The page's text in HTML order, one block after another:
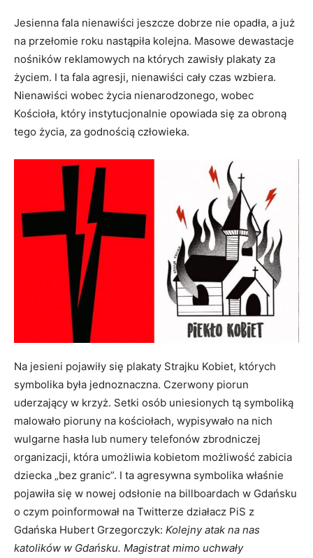
Jesienna fala nienawiści jeszcze dobrze nie opadła, a już
na przełomie roku nastąpiła kolejna. Masowe dewastacje
nośników reklamowych na których zawisły plakaty za
życiem. I ta fala agresji, nienawiści cały czas wzbiera.
Nienawiści wobec życia nienarodzonego, wobec
Kościoła, który instytucjonalnie opowiada się za obroną
tego życia, za godnością człowieka.
Na jesieni pojawiły się plakaty Strajku Kobiet, których
symbolika była jednoznaczna. Czerwony piorun
uderzający w krzyż. Setki osób uniesionych tą symboliką
malowało pioruny na kościołach, wypisywało na nich
wulgarne hasła lub numery telefonów zbrodniczej
organizacji, która umożliwia kobietom możliwość zabicia
dziecka „bez granic”. I ta agresywna symbolika właśnie
pojawiła się w nowej odsłonie na billboardach w Gdańsku
o czym poinformował na Twitterze działacz PiS z
Gdańska Hubert Grzegorczyk: Kolejny atak na nas
katolików w Gdańsku. Magistrat mimo uchwały